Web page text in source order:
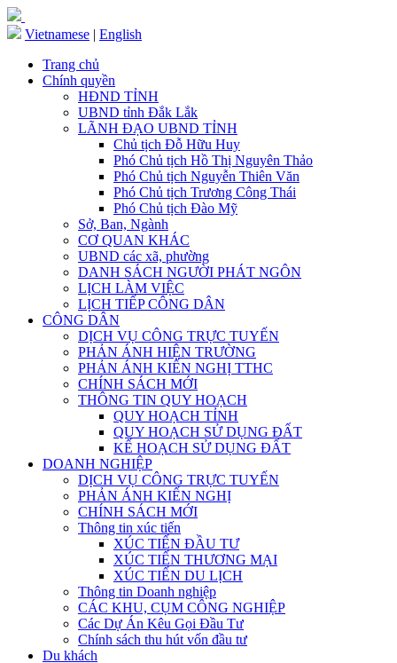
Vietnamese | English
Trang chủ
Chính quyền
HĐND TỈNH
UBND tỉnh Đắk Lắk
LÃNH ĐẠO UBND TỈNH
Chủ tịch Đỗ Hữu Huy
Phó Chủ tịch Hồ Thị Nguyên Thảo
Phó Chủ tịch Nguyễn Thiên Văn
Phó Chủ tịch Trương Công Thái
Phó Chủ tịch Đào Mỹ
Sở, Ban, Ngành
CƠ QUAN KHÁC
UBND các xã, phường
DANH SÁCH NGƯỜI PHÁT NGÔN
LỊCH LÀM VIỆC
LỊCH TIẾP CÔNG DÂN
CÔNG DÂN
DỊCH VỤ CÔNG TRỰC TUYẾN
PHẢN ÁNH HIỆN TRƯỜNG
PHẢN ÁNH KIẾN NGHỊ TTHC
CHÍNH SÁCH MỚI
THÔNG TIN QUY HOẠCH
QUY HOẠCH TỈNH
QUY HOẠCH SỬ DỤNG ĐẤT
KẾ HOẠCH SỬ DỤNG ĐẤT
DOANH NGHIỆP
DỊCH VỤ CÔNG TRỰC TUYẾN
PHẢN ÁNH KIẾN NGHỊ
CHÍNH SÁCH MỚI
Thông tin xúc tiến
XÚC TIẾN ĐẦU TƯ
XÚC TIẾN THƯƠNG MẠI
XÚC TIẾN DU LỊCH
Thông tin Doanh nghiệp
CÁC KHU, CỤM CÔNG NGHIỆP
Các Dự Án Kêu Gọi Đầu Tư
Chính sách thu hút vốn đầu tư
Du khách